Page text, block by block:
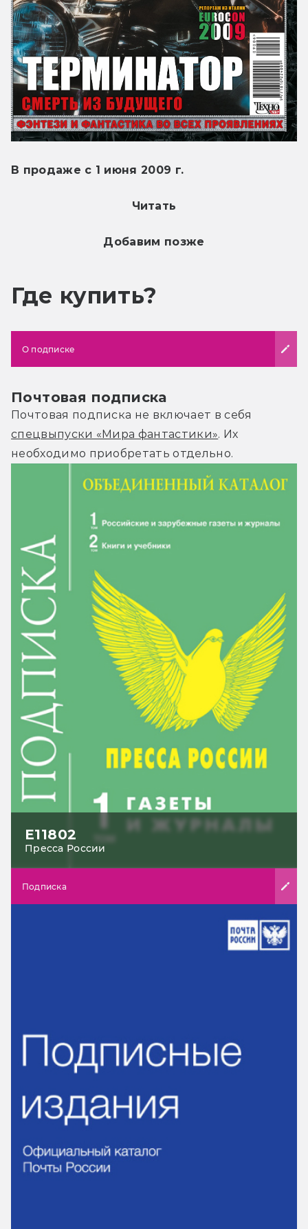
В продаже с 1 июня 2009 г.
Читать
Добавим позже
Где купить?
О подписке
Почтовая подписка
Почтовая подписка не включает в себя
спецвыпуски «Мира фантастики». Их
необходимо приобретать отдельно.
Е11802
Пресса России
Подписка